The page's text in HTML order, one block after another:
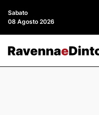
Sabato
08 Agosto 2026